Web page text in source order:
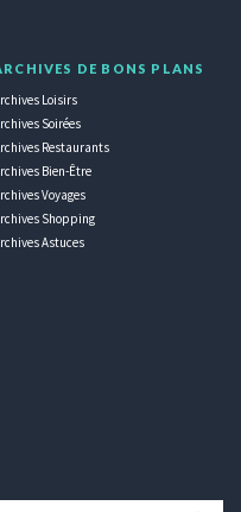
DE BONS PLANS
Loisirs
Soirées
Restaurants
Bien-Être
Voyages
Shopping
Astuces